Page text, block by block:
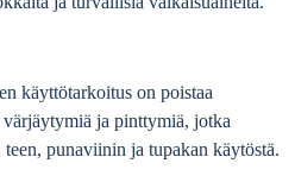
käyttötarkoitus on poistaa
ja pinttymiä, jotka
punaviinin ja tupakan käytöstä.